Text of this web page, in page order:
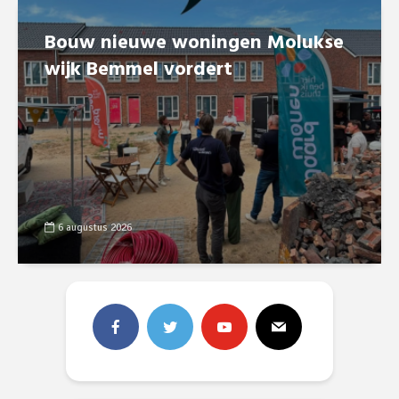
Bouw nieuwe woningen Molukse
wijk Bemmel vordert
6 augustus 2026